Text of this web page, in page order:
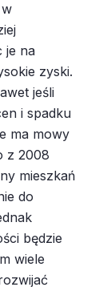
je na
zyski.
jeśli
i spadku
ma mowy
z 2008
mieszkań
do
będzie
wiele